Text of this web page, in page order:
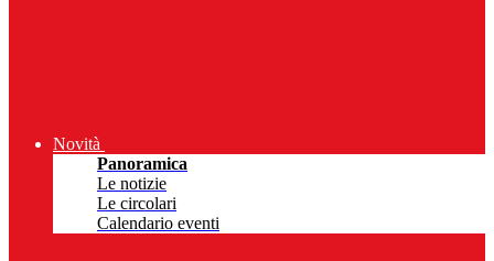
Novità
Panoramica
Le notizie
Le circolari
Calendario eventi